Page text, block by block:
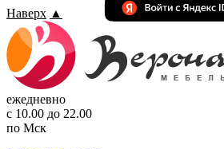
Наверх ▲
ежедневно
с 10.00 до 22.00
по Мск